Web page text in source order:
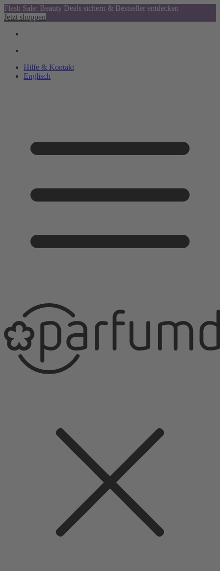
Flash Sale: Beauty Deals sichern & Bestseller entdecken
Jetzt shoppen
Hilfe & Kontakt
Englisch